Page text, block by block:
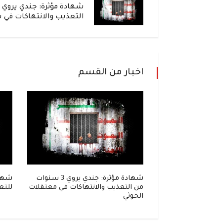
التعذيب والانتهاكات
اخبار من القسم
شهادة مؤثرة: جندي يروي 3 سنوات
من التعذيب والانتهاكات في معتقلات
الحوثي